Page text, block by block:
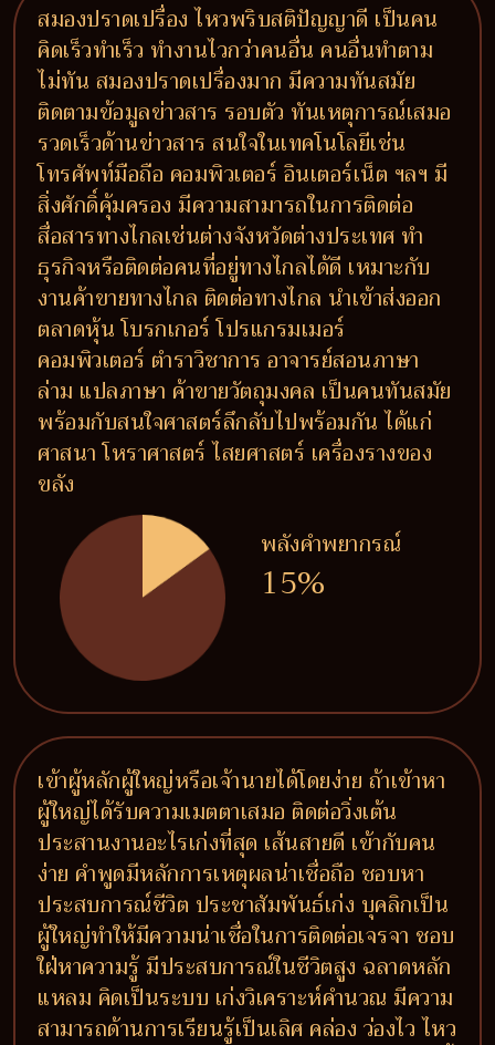
สมองปราดเปรื่อง ไหวพริบสติปัญญาดี เป็นคน
คิดเร็วทำเร็ว ทำงานไวกว่าคนอื่น คนอื่นทำตาม
ไม่ทัน สมองปราดเปรื่องมาก มีความทันสมัย
ติดตามข้อมูลข่าวสาร รอบตัว ทันเหตุการณ์เสมอ
รวดเร็วด้านข่าวสาร สนใจในเทคโนโลยีเช่น
โทรศัพท์มือถือ คอมพิวเตอร์ อินเตอร์เน็ต ฯลฯ มี
สิ่งศักดิ์คุ้มครอง มีความสามารถในการติดต่อ
สื่อสารทางไกลเช่นต่างจังหวัดต่างประเทศ ทำ
ธุรกิจหรือติดต่อคนที่อยู่ทางไกลได้ดี เหมาะกับ
งานค้าขายทางไกล ติดต่อทางไกล นำเข้าส่งออก
ตลาดหุ้น โบรกเกอร์ โปรแกรมเมอร์
คอมพิวเตอร์ ตำราวิชาการ อาจารย์สอนภาษา
ล่าม แปลภาษา ค้าขายวัตถุมงคล เป็นคนทันสมัย
พร้อมกับสนใจศาสตร์ลึกลับไปพร้อมกัน ได้แก่
ศาสนา โหราศาสตร์ ไสยศาสตร์ เครื่องรางของ
ขลัง
พลังคำพยากรณ์
15%
เข้าผู้หลักผู้ใหญ่หรือเจ้านายได้โดยง่าย ถ้าเข้าหา
ผู้ใหญ่ได้รับความเมตตาเสมอ ติดต่อวิ่งเต้น
ประสานงานอะไรเก่งที่สุด เส้นสายดี เข้ากับคน
ง่าย คำพูดมีหลักการเหตุผลน่าเชื่อถือ ชอบหา
ประสบการณ์ชีวิต ประชาสัมพันธ์เก่ง บุคลิกเป็น
ผู้ใหญ่ทำให้มีความน่าเชื่อในการติดต่อเจรจา ชอบ
ใฝ่หาความรู้ มีประสบการณ์ในชีวิตสูง ฉลาดหลัก
แหลม คิดเป็นระบบ เก่งวิเคราะห์คำนวณ มีความ
สามารถด้านการเรียนรู้เป็นเลิศ คล่อง ว่องไว ไหว